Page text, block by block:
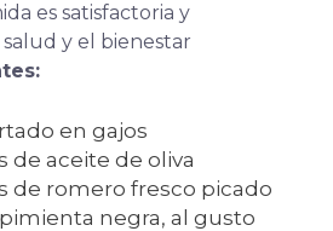
es satisfactoria y
y el bienestar
en gajos
de aceite de oliva
de romero fresco picado
negra, al gusto